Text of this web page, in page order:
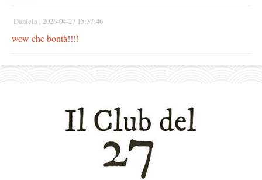
Daniela | 2026-04-27 15:37:46
wow che bontà!!!!